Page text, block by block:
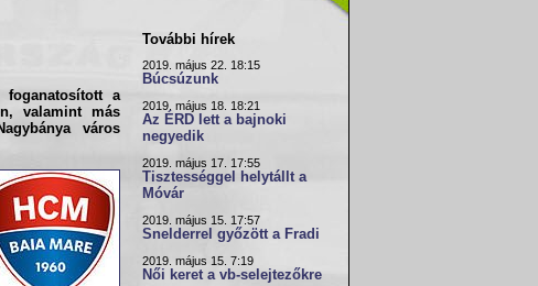
foganatosított a
valamint más
város
További hírek
2019. május 22. 18:15
Búcsúzunk
2019. május 18. 18:21
Az ÉRD lett a bajnoki
negyedik
2019. május 17. 17:55
Tisztességgel helytállt a
Móvár
2019. május 15. 17:57
Snelderrel győzött a Fradi
2019. május 15. 7:19
Női keret a vb-selejtezőkre